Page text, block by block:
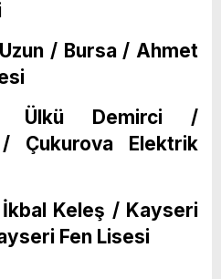
/ Bursa / Ahmet
Ülkü Demirci /
/ Çukurova Elektrik
Keleş / Kayseri
Fen Lisesi